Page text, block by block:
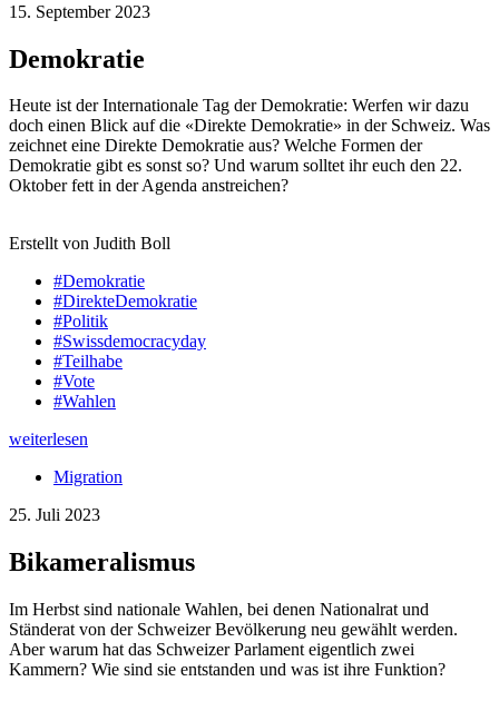
15. September 2023
Demokratie
Heute ist der Internationale Tag der Demokratie: Werfen wir dazu
doch einen Blick auf die «Direkte Demokratie» in der Schweiz. Was
zeichnet eine Direkte Demokratie aus? Welche Formen der
Demokratie gibt es sonst so? Und warum solltet ihr euch den 22.
Oktober fett in der Agenda anstreichen?
Erstellt von Judith Boll
#Demokratie
#DirekteDemokratie
#Politik
#Swissdemocracyday
#Teilhabe
#Vote
#Wahlen
weiterlesen
Migration
25. Juli 2023
Bikameralismus
Im Herbst sind nationale Wahlen, bei denen Nationalrat und
Ständerat von der Schweizer Bevölkerung neu gewählt werden.
Aber warum hat das Schweizer Parlament eigentlich zwei
Kammern? Wie sind sie entstanden und was ist ihre Funktion?